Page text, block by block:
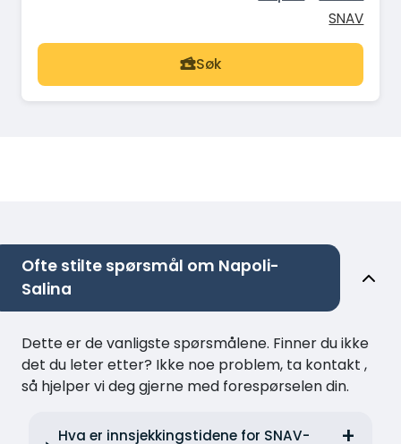
SNAV
Søk
Ofte stilte spørsmål om Napoli-
Salina
Dette er de vanligste spørsmålene. Finner du ikke
det du leter etter? Ikke noe problem, ta kontakt ,
så hjelper vi deg gjerne med forespørselen din.
Hva er innsjekkingstidene for SNAV-